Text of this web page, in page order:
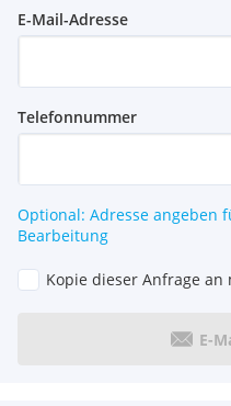
E-Mail-Adresse
Telefonnummer
Optional: Adresse angeben
Bearbeitung
Kopie dieser Anfrage an
E-